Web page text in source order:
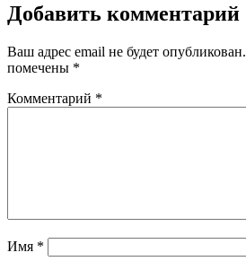
Добавить комментарий
Ваш адрес email не будет опубликован.
помечены *
Комментарий *
Имя *